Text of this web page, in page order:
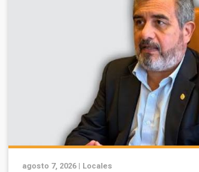
agosto 7, 2026 | Locales